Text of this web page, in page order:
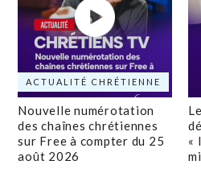
ACTUALITÉ CHRÉTIENNE
Nouvelle numérotation
des chaînes chrétiennes
sur Free à compter du 25
août 2026
«